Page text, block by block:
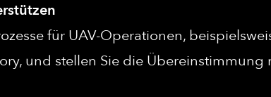
für UAV-Operationen,
und stellen Sie die